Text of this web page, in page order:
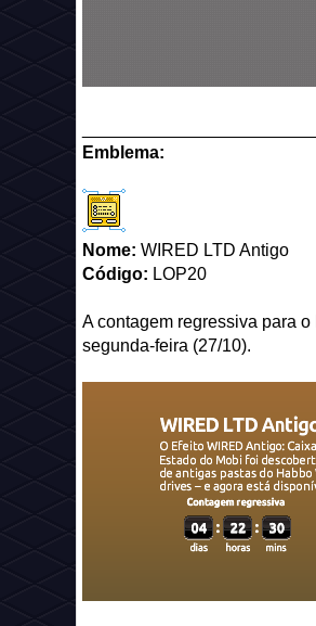
Emblema:
Nome: WIRED LTD Antigo
Código: LOP20
A contagem regressiva para
segunda-feira (27/10).